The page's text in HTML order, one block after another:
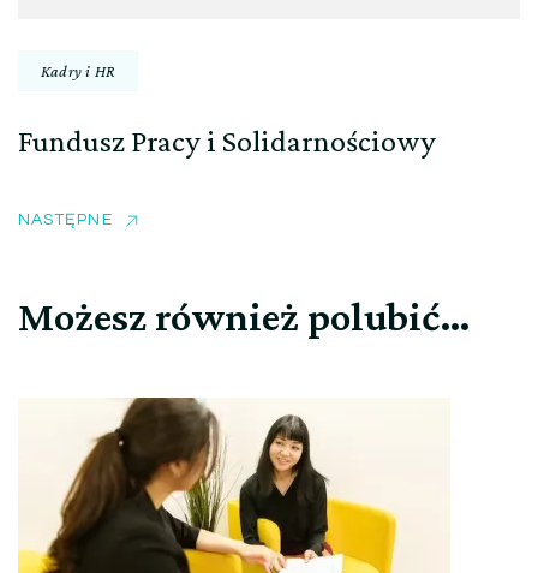
Kadry i HR
Fundusz Pracy i Solidarnościowy
NASTĘPNE
Możesz również polubić…